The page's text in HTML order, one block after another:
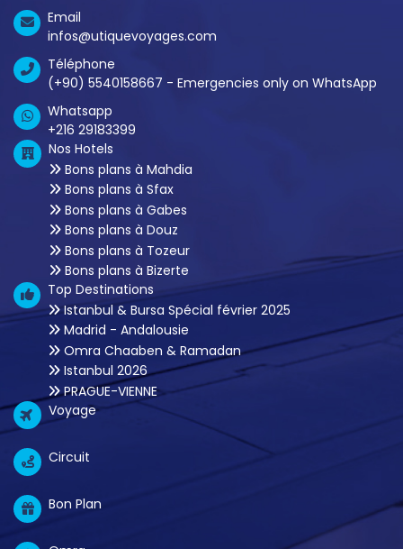
Email
infos@utiquevoyages.com
Téléphone
(+90) 5540158667 - Emergencies only on WhatsApp
Whatsapp
+216 29183399
Nos Hotels
Bons plans à Mahdia
Bons plans à Sfax
Bons plans à Gabes
Bons plans à Douz
Bons plans à Tozeur
Bons plans à Bizerte
Top Destinations
Istanbul & Bursa Spécial février 2025
Madrid - Andalousie
Omra Chaaben & Ramadan
Istanbul 2026
PRAGUE-VIENNE
Voyage
Circuit
Bon Plan